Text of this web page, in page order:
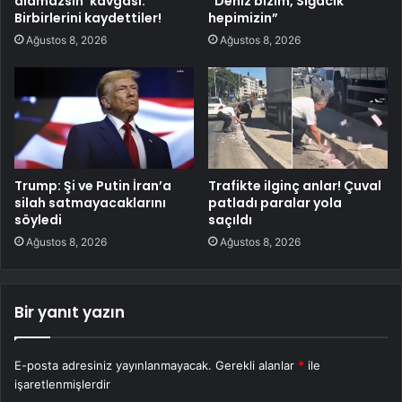
Birbirlerini kaydettiler!
Ağustos 8, 2026
hepimizin”
Ağustos 8, 2026
Trump: Şi ve Putin İran’a
silah satmayacaklarını
söyledi
Ağustos 8, 2026
Trafikte ilginç anlar! Çuval
patladı paralar yola
saçıldı
Ağustos 8, 2026
Bir yanıt yazın
E-posta adresiniz yayınlanmayacak. Gerekli alanlar * ile
işaretlenmişlerdir